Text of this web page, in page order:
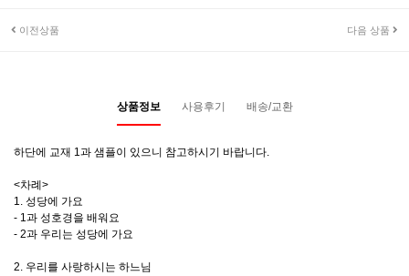
이전상품 다음 상품
상품정보 사용후기 배송/교환
하단에 교재 1과 샘플이 있으니 참고하시기 바랍니다.
<차례>
1. 성당에 가요
- 1과 성호경을 배워요
- 2과 우리는 성당에 가요
2. 우리를 사랑하시는 하느님